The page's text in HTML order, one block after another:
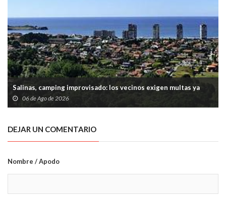
Salinas, camping improvisado: los vecinos exigen multas ya
06 de Ago de 2026
DEJAR UN COMENTARIO
Nombre / Apodo